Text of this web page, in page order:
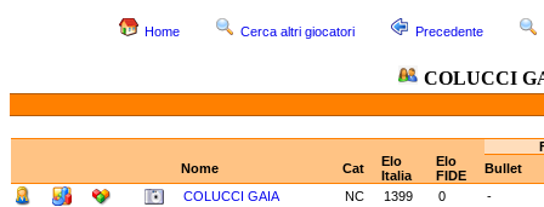
Home Cerca altri giocatori Precedente
COLUCCI
Nome
Cat
Elo
Italia
Elo
FIDE
Bullet
COLUCCI GAIA
NC 1399 0
-